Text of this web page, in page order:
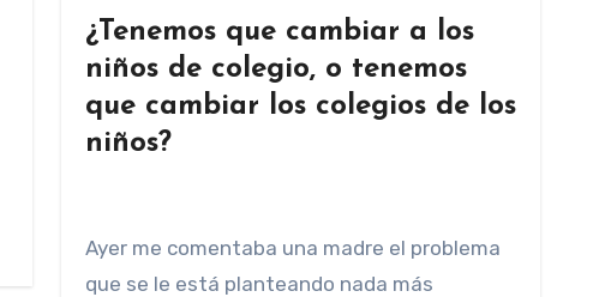
¿Tenemos que cambiar a los
niños de colegio, o tenemos
que cambiar los colegios de los
niños?
Ayer me comentaba una madre el problema
que se le está planteando nada más